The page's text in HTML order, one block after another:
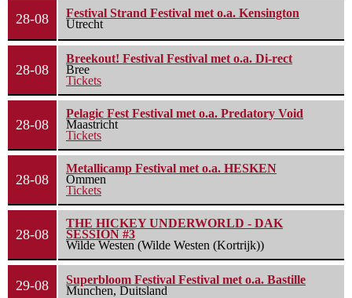
28-08
Festival Strand Festival met o.a. Kensington
Utrecht
28-08
Breekout! Festival Festival met o.a. Di-rect
Bree
Tickets
28-08
Pelagic Fest Festival met o.a. Predatory Void
Maastricht
Tickets
28-08
Metallicamp Festival met o.a. HESKEN
Ommen
Tickets
28-08
THE HICKEY UNDERWORLD - DAK
SESSION #3
Wilde Westen (Wilde Westen (Kortrijk))
29-08
Superbloom Festival Festival met o.a. Bastille
Munchen, Duitsland